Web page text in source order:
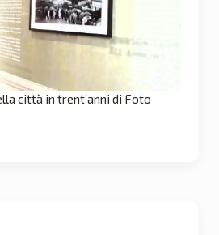
città in trent’anni di Foto